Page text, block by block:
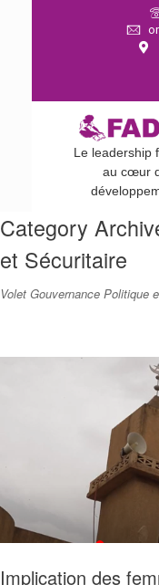
Le leadership
au cœur
Category
et Sécuritaire
Volet Gouvernance Politique
Implication des